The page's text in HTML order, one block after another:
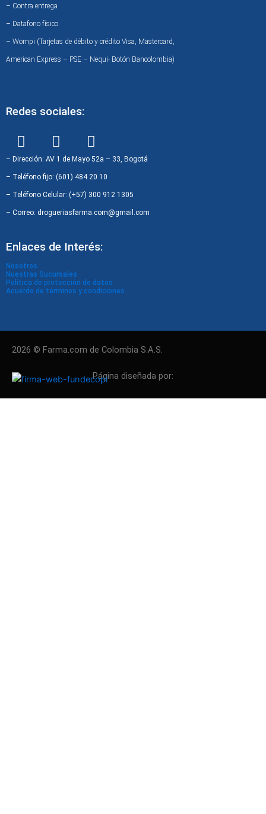
– Contra entrega
– Datafono físico
– Wompi (Tarjetas de débito y crédito Visa, Mastercard,
American Express – PSE – Nequi- Botón Bancolombia)
Redes sociales:
F
a
c
e
b
o
I
n
s
t
a
g
m
W
h
a
t
s
a
– Dirección: AV 1 de Mayo 52a – 33, Bogotá
– Teléfono fijo: (601) 484 20 10
– Teléfono Celular: (+57) 300 912 1305
– Correo: drogueriasfarma.com@gmail.com
Enlaces de Interés:
Nosotros
Nuestras Sucursales
Política de protección de datos
Acuerdo de términos y condiciones
2026 © Farma.com de Colombia S.A.S.
Página diseñada por: